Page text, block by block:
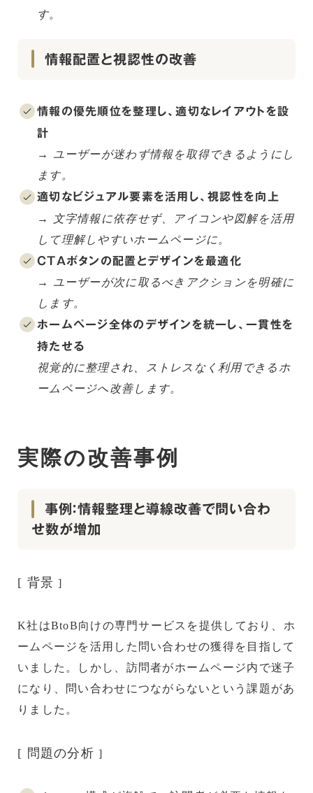
す。
情報配置と視認性の改善
情報の優先順位を整理し、適切なレイアウトを設
計
→ ユーザーが迷わず情報を取得できるようにし
ます。
適切なビジュアル要素を活用し、視認性を向上
→ 文字情報に依存せず、アイコンや図解を活用
して理解しやすいホームページに。
CTAボタンの配置とデザインを最適化
→ ユーザーが次に取るべきアクションを明確に
します。
ホームページ全体のデザインを統一し、一貫性を
持たせる
視覚的に整理され、ストレスなく利用できるホ
ームページへ改善します。
実際の改善事例
事例：情報整理と導線改善で問い合わ
せ数が増加
[ 背景]
K社はBtoB向けの専門サービスを提供しており、ホ
ームページを活用した問い合わせの獲得を目指して
いました。しかし、訪問者がホームページ内で迷子
になり、問い合わせにつながらないという課題があ
りました。
[ 問題の分析]